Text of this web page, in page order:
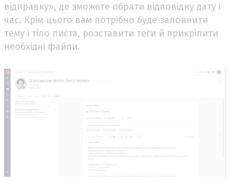
відправку», де зможете обрати відповідну дату і
час. Крім цього вам потрібно буде заповнити
тему і тіло листа, розставити теги й прикріпити
необхідні файли.